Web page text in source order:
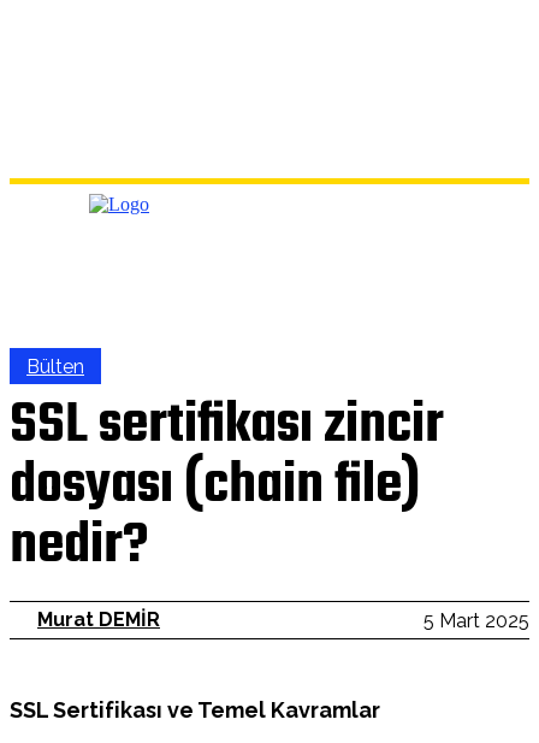
Bülten
SSL sertifikası zincir
dosyası (chain file)
nedir?
5 Mart 2025
Murat DEMİR
SSL Sertifikası ve Temel Kavramlar